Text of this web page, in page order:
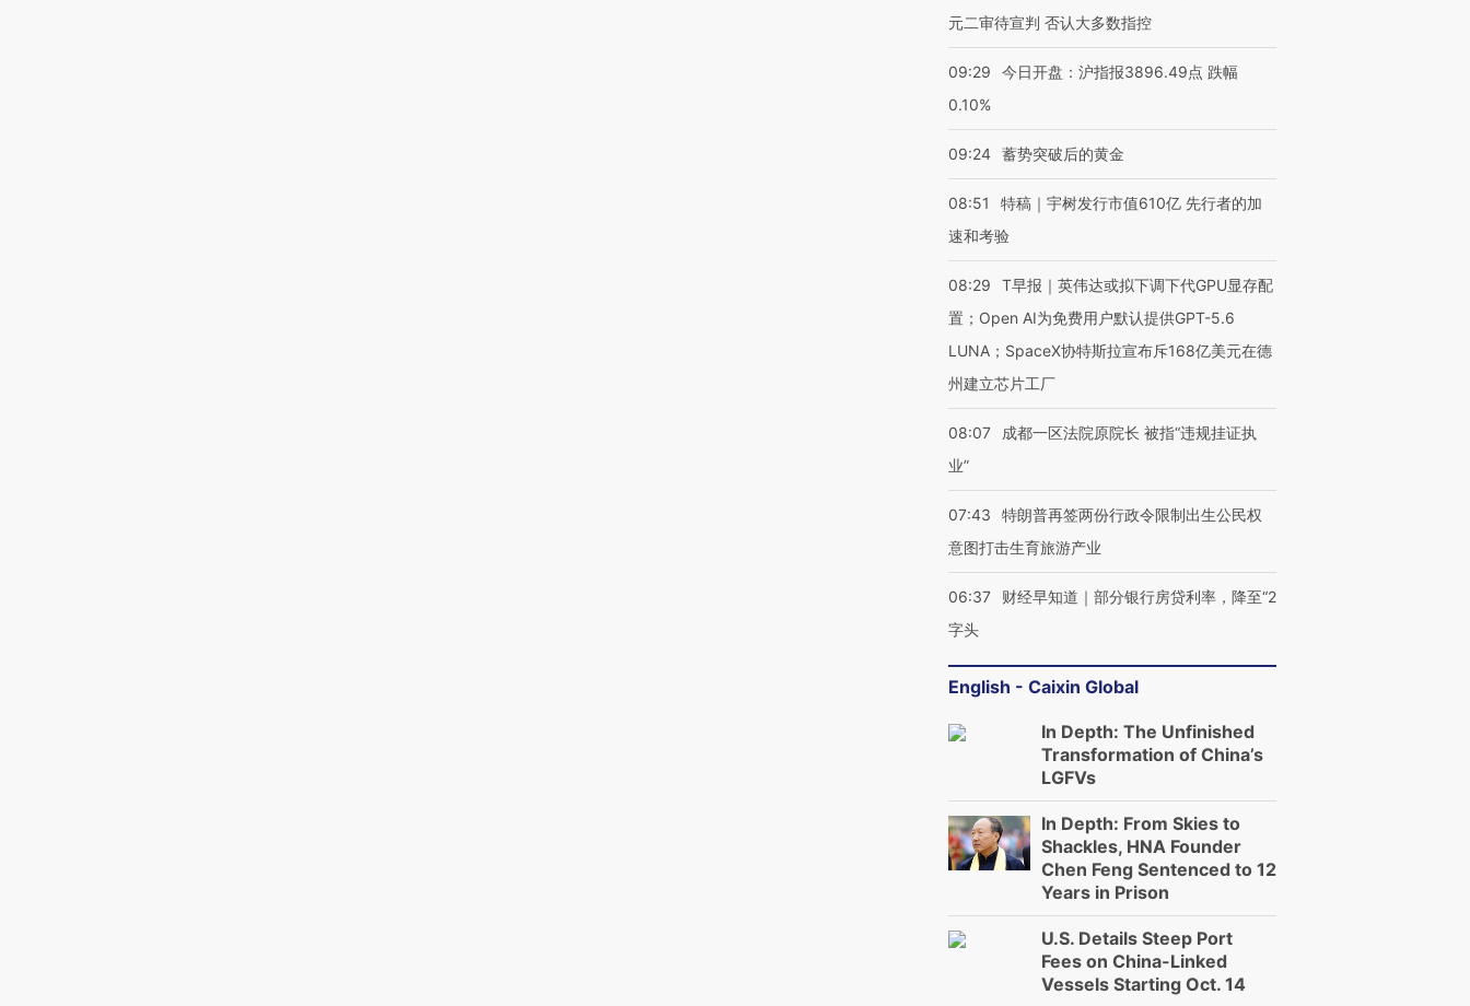
元二审待宣判 否认大多数指控
09:29
今日开盘：沪指报3896.49点 跌幅
0.10%
09:24 蓄势突破后的黄金
08:51
特稿｜宇树发行市值610亿 先行者的加
速和考验
08:29
T早报｜英伟达或拟下调下代GPU显存配
置；Open AI为免费用户默认提供GPT-5.6
LUNA；SpaceX协特斯拉宣布斥168亿美元在德
州建立芯片工厂
08:07
成都一区法院原院长 被指“违规挂证执
业”
07:43
特朗普再签两份行政令限制出生公民权
意图打击生育旅游产业
06:37
财经早知道｜部分银行房贷利率，降至“2
字头
English - Caixin Global
In Depth: The Unfinished
Transformation of China’s
LGFVs
In Depth: From Skies to
Shackles, HNA Founder
Chen Feng Sentenced to 12
Years in Prison
U.S. Details Steep Port
Fees on China-Linked
Vessels Starting Oct. 14